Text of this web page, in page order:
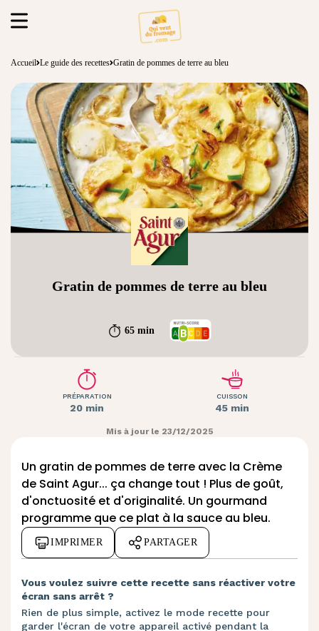
Accueil Le guide des recettes Gratin de pommes de terre au bleu
Gratin de pommes de terre au bleu
65 min
PRÉPARATION
20 min
CUISSON
45 min
Mis à jour le 23/12/2025
Un gratin de pommes de terre avec la Crème
de Saint Agur... ça change tout ! Plus de goût,
d'onctuosité et d'originalité. Un gourmand
programme que ce plat à la sauce au bleu.
IMPRIMER PARTAGER
Vous voulez suivre cette recette sans réactiver votre
écran sans arrêt ?
Rien de plus simple, activez le mode recette pour
garder l'écran de votre appareil activé pendant la